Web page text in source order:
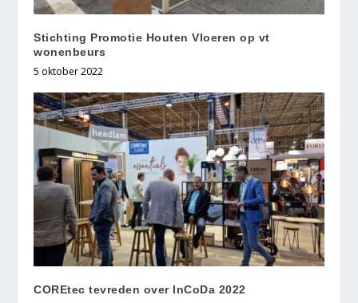
Stichting Promotie Houten Vloeren op vt
wonenbeurs
5 oktober 2022
COREtec tevreden over InCoDa 2022